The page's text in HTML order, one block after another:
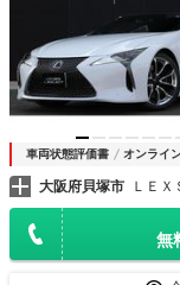
車両状態評価書 オンライ
大阪府貝塚市 ＬＥ
無